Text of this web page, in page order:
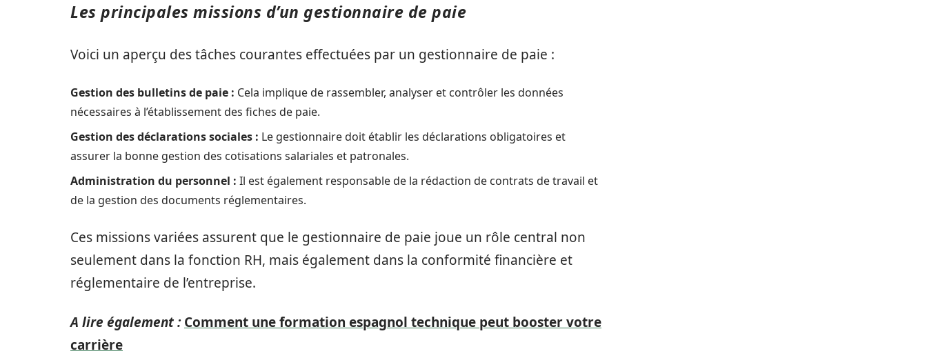
Les principales missions d’un gestionnaire de paie
Voici un aperçu des tâches courantes effectuées par un gestionnaire de paie :
Gestion des bulletins de paie : Cela implique de rassembler, analyser et contrôler les données
nécessaires à l’établissement des fiches de paie.
Gestion des déclarations sociales : Le gestionnaire doit établir les déclarations obligatoires et
assurer la bonne gestion des cotisations salariales et patronales.
Administration du personnel : Il est également responsable de la rédaction de contrats de travail et
de la gestion des documents réglementaires.
Ces missions variées assurent que le gestionnaire de paie joue un rôle central non
seulement dans la fonction RH, mais également dans la conformité financière et
réglementaire de l’entreprise.
A lire également : Comment une formation espagnol technique peut booster votre
carrière